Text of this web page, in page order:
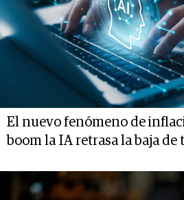
El nuevo fenómeno de
boom la IA retrasa la baja de